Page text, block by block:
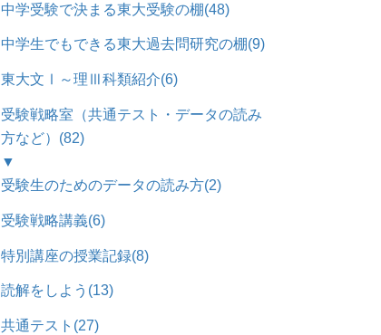
中学受験で決まる東大受験の棚(48)
中学生でもできる東大過去問研究の棚(9)
東大文Ⅰ～理Ⅲ科類紹介(6)
受験戦略室（共通テスト・データの読み
方など） (82)
▼
受験生のためのデータの読み方(2)
受験戦略講義(6)
特別講座の授業記録(8)
読解をしよう (13)
共通テスト (27)